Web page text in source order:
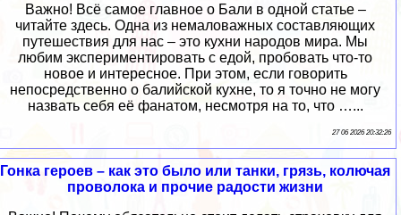
Важно! Всё самое главное о Бали в одной статье –
читайте здесь. Одна из немаловажных составляющих
путешествия для нас – это кухни народов мира. Мы
любим экспериментировать с едой, пробовать что-то
новое и интересное. При этом, если говорить
непосредственно о балийской кухне, то я точно не могу
назвать себя её фанатом, несмотря на то, что …...
27 06 2026 20:32:26
Гонка героев – как это было или танки, грязь, колючая
проволока и прочие радости жизни